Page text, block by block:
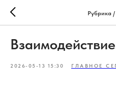
Рубрика
2026-05-13 15:30 ГЛАВНОЕ